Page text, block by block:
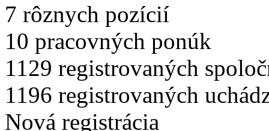
7 rôznych pozícií
10 pracovných ponúk
1129 registrovaných
1196 registrovaných
Nová registrácia